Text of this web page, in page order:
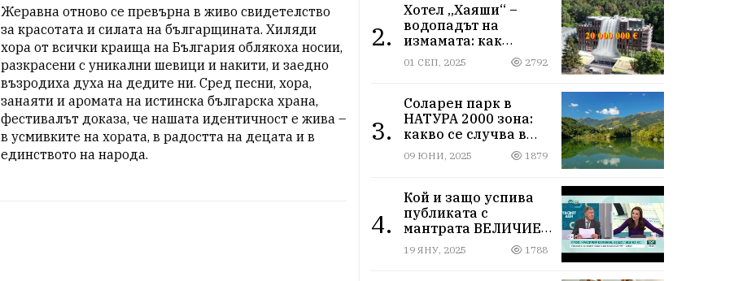
Жеравна отново се превърна в живо свидетелство
за красотата и силата на българщината. Хиляди
хора от всички краища на България облякоха носии,
разкрасени с уникални шевици и накити, и заедно
възродиха духа на дедите ни. Сред песни, хора,
занаяти и аромата на истинска българска храна,
фестивалът доказа, че нашата идентичност е жива –
в усмивките на хората, в радостта на децата и в
единството на народа.
2.
Хотел „Хаяши“ –
водопадът на
измамата: как
държавна заплата
ражда империя за
01 СЕП, 2025 2792
3.
Соларен парк в
НАТУРА 2000 зона:
какво се случва в
Мартиново?
09 ЮНИ, 2025 1879
4.
Кой и защо успива
публиката с
мантрата ВЕЛИЧИЕ
ОСТАВА ИЗВЪН
ПАРЛАМЕНТА
19 ЯНУ, 2025 1788